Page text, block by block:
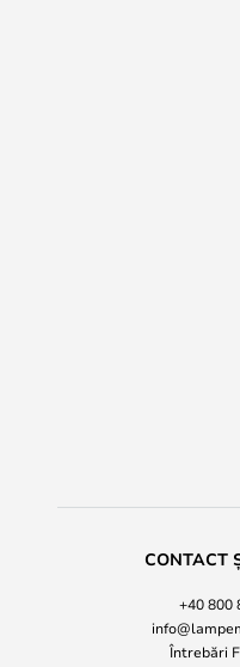
CONTACT
+40 800
Întrebări